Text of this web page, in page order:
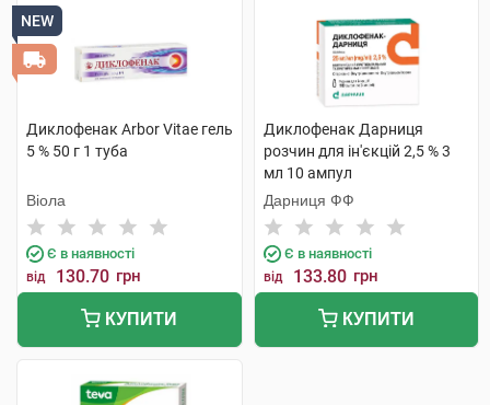
NEW
Диклофенак Arbor Vitae гель
5 % 50 г 1 туба
Віола
Є в наявності
від 130.70 грн
КУПИТИ
Диклофенак Дарниця
розчин для ін'єкцій 2,5 % 3
мл 10 ампул
Дарниця ФФ
Є в наявності
від 133.80 грн
КУПИТИ